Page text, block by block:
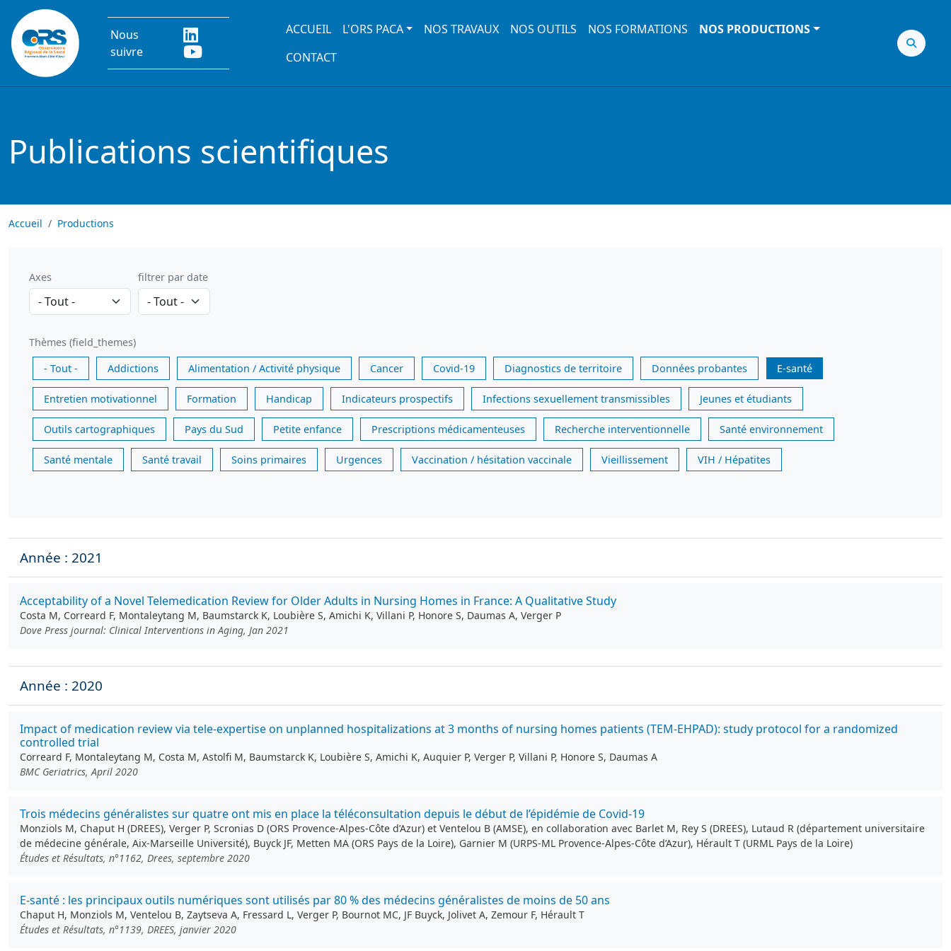
Aller au contenu principal
Nous
suivre
Main navigation
ACCUEIL L'ORS PACA NOS TRAVAUX NOS OUTILS NOS FORMATIONS
NOS PRODUCTIONS
CONTACT
Publications scientifiques
Accueil Productions
Axes filtrer par date
Thèmes (field_themes)
- Tout -
Addictions Alimentation / Activité physique Cancer Covid-19 Diagnostics de territoire Données probantes E-santé
Entretien motivationnel Formation Handicap Indicateurs prospectifs Infections sexuellement transmissibles Jeunes et étudiants
Outils cartographiques Pays du Sud Petite enfance Prescriptions médicamenteuses Recherche interventionnelle Santé environnement
Santé mentale Santé travail Soins primaires Urgences Vaccination / hésitation vaccinale Vieillissement VIH / Hépatites
Année : 2021
Acceptability of a Novel Telemedication Review for Older Adults in Nursing Homes in France: A Qualitative Study
Costa M, Correard F, Montaleytang M, Baumstarck K, Loubière S, Amichi K, Villani P, Honore S, Daumas A, Verger P
Dove Press journal: Clinical Interventions in Aging, Jan 2021
Année : 2020
Impact of medication review via tele-expertise on unplanned hospitalizations at 3 months of nursing homes patients (TEM-EHPAD): study protocol for a randomized
controlled trial
Correard F, Montaleytang M, Costa M, Astolfi M, Baumstarck K, Loubière S, Amichi K, Auquier P, Verger P, Villani P, Honore S, Daumas A
BMC Geriatrics, April 2020
Trois médecins généralistes sur quatre ont mis en place la téléconsultation depuis le début de l’épidémie de Covid-19
Monziols M, Chaput H (DREES), Verger P, Scronias D (ORS Provence-Alpes-Côte d’Azur) et Ventelou B (AMSE), en collaboration avec Barlet M, Rey S (DREES), Lutaud R (département universitaire
de médecine générale, Aix-Marseille Université), Buyck JF, Metten MA (ORS Pays de la Loire), Garnier M (URPS-ML Provence-Alpes-Côte d’Azur), Hérault T (URML Pays de la Loire)
Études et Résultats, n°1162, Drees, septembre 2020
E-santé : les principaux outils numériques sont utilisés par 80 % des médecins généralistes de moins de 50 ans
Chaput H, Monziols M, Ventelou B, Zaytseva A, Fressard L, Verger P, Bournot MC, JF Buyck, Jolivet A, Zemour F, Hérault T
Études et Résultats, n°1139, DREES, janvier 2020